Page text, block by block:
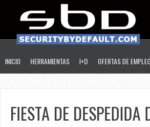
INICIO HERRAMIENTAS I+D OFERTAS DE EMPLEO
FIESTA DE DESPEDIDA